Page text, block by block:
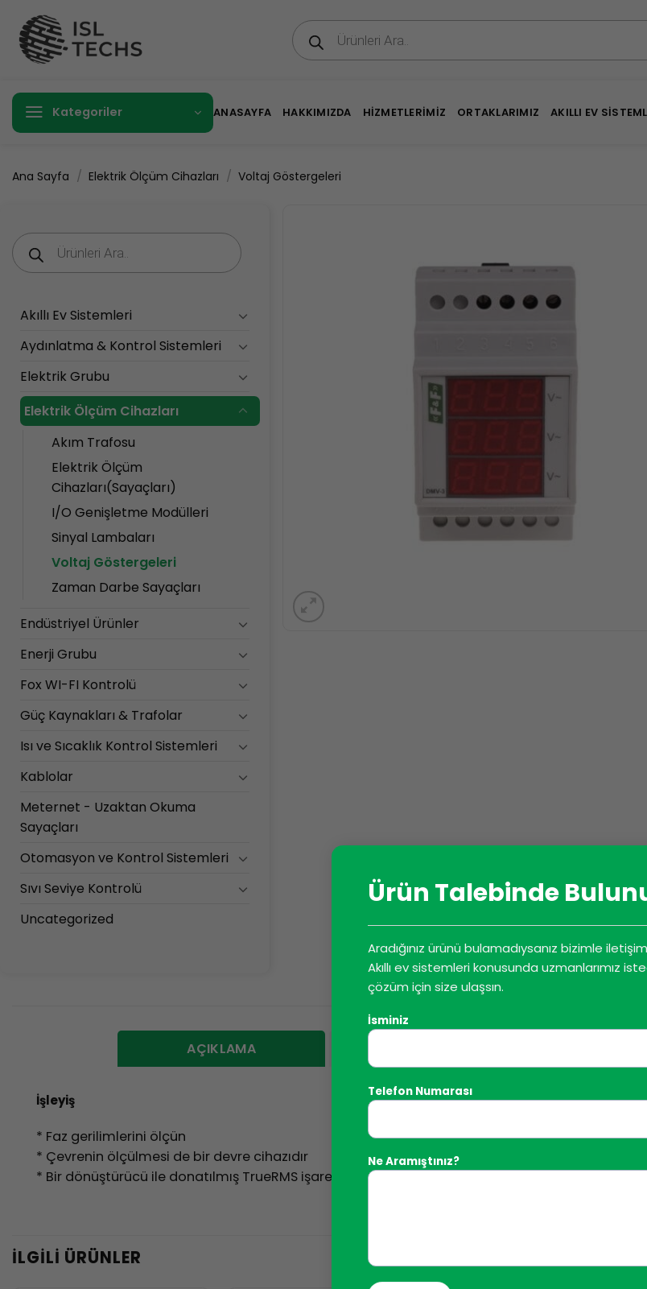
Ürün Talebinde
Aradığınız ürünü bulamadıysanız bizimle
Akıllı ev sistemleri konusunda uzmanlarımız
çözüm için size ulaşsın.
İsminiz
Telefon Numarası
Ne Aramıştınız?
atla
Products
search
Kategoriler ANASAYFA HAKKIMIZDA HIZMETLERIMIZ ORTAKLARIMIZ AKILLI EV
Ana Sayfa / Elektrik Ölçüm Cihazları / Voltaj Göstergeleri
Products
search
Akıllı Ev Sistemleri
Aydınlatma & Kontrol Sistemleri
Elektrik Grubu
Elektrik Ölçüm Cihazları
Akım Trafosu
Elektrik Ölçüm
Cihazları(Sayaçları)
I/O Genişletme Modülleri
Sinyal Lambaları
Voltaj Göstergeleri
Zaman Darbe Sayaçları
Endüstriyel Ürünler
Enerji Grubu
Fox WI-FI Kontrolü
Güç Kaynakları & Trafolar
Isı ve Sıcaklık Kontrol Sistemleri
Kablolar
Meternet - Uzaktan Okuma
Sayaçları
Otomasyon ve Kontrol Sistemleri
Sıvı Seviye Kontrolü
Uncategorized
AÇIKLAMA
İşleyiş
* Faz gerilimlerini ölçün
* Çevrenin ölçülmesi de bir devre cihazıdır
* Bir dönüştürücü ile donatılmış TrueRMS işaretli indeks, deforme olmuş çalışmalarda
İLGILI ÜRÜNLER